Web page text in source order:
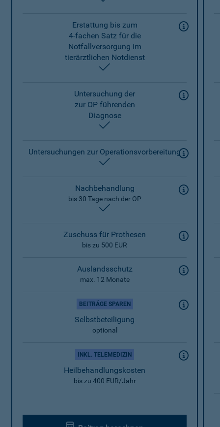
Erstattung bis zum
4-fachen Satz für die
Notfallversorgung im
tierärztlichen Notdienst
Untersuchung der
zur OP führenden
Diagnose
Untersuchungen zur Operationsvorbereitung
Nachbehandlung
bis 30 Tage nach der OP
Zuschuss für Prothesen
bis zu 500 EUR
Auslandsschutz
max. 12 Monate
BEITRÄGE SPAREN
Selbstbeteiligung
optional
INKL. TELEMEDIZIN
Heilbehandlungskosten
bis zu 400 EUR/Jahr